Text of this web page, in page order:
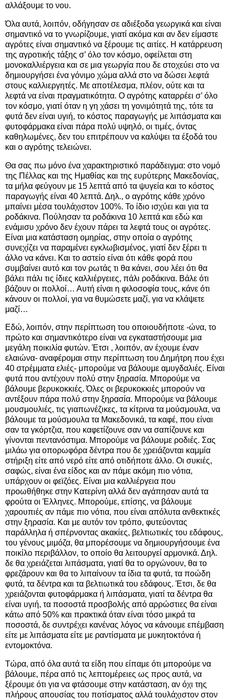
αλλάξουμε το νου.
Όλα αυτά, λοιπόν, οδήγησαν σε αδιέξοδα γεωργικά και είναι
σημαντικό να το γνωρίζουμε, γιατί ακόμα και αν δεν είμαστε
αγρότες είναι σημαντικό να ξέρουμε τις αιτίες. Η κατάρρευση
της αγροτικής τάξης σ’ όλο τον κόσμο, οφείλεται στη
μονοκαλλιέργεια και σε μια γεωργία που δε στοχεύει στο να
δημιουργήσει ένα γόνιμο χώμα αλλά στο να δώσει λεφτά
στους καλλιεργητές. Με αποτέλεσμα, πλέον, ούτε και τα
λεφτά να είναι πραγματικότητα. Ο αγρότης καταρρέει σ’ όλο
τον κόσμο, γιατί όταν η γη χάσει τη γονιμότητά της, τότε τα
φυτά δεν είναι υγιή, το κόστος παραγωγής με λιπάσματα και
φυτοφάρμακα είναι πάρα πολύ υψηλό, οι τιμές, όντας
καθηλωμένες, δεν του επιτρέπουν να καλύψει τα έξοδά του
και ο αγρότης τελειώνει.
Θα σας πω μόνο ένα χαρακτηριστικό παράδειγμα: στο νομό
της Πέλλας και της Ημαθίας και της ευρύτερης Μακεδονίας,
τα μήλα φεύγουν με 15 λεπτά από τα ψυγεία και το κόστος
παραγωγής είναι 40 λεπτά. Δηλ., ο αγρότης κάθε χρόνο
μπαίνει μέσα τουλάχιστον 100%. Το ίδιο ισχύει και για τα
ροδάκινα. Πούλησαν τα ροδάκινα 10 λεπτά και εδώ και
ενάμισυ χρόνο δεν έχουν πάρει τα λεφτά τους οι αγρότες.
Είναι μια κατάσταση ομηρίας, στην οποία ο αγρότης
συνεχίζει να παραμένει εγκλωβισμένος, γιατί δεν ξέρει τι
άλλο να κάνει. Και το αστείο είναι ότι κάθε φορά που
συμβαίνει αυτό και τον ρωτάς τι θα κάνει, σου λέει ότι θα
βάλει πάλι τις ίδιες καλλιέργειες, πάλι ροδάκινα. Βάλε ότι
βάζουν οι πολλοί… Αυτή είναι η φιλοσοφία τους, κάνε ότι
κάνουν οι πολλοί, για να θυμώσετε μαζί, για να κλάψετε
μαζί…
Εδώ, λοιπόν, στην περίπτωση του οποιουδήποτε -ώνα, το
πρώτο και σημαντικότερο είναι να εγκαταστήσουμε μια
μεγάλη ποικιλία φυτών. Έτσι , λοιπόν, αν έχουμε έναν
ελαιώνα- αναφέρομαι στην περίπτωση του Δημήτρη που έχει
40 στρέμματα ελιές- μπορούμε να βάλουμε αμυγδαλιές. Είναι
φυτά που αντέχουν πολύ στην ξηρασία. Μπορούμε να
βάλουμε βερυκοκκιές. Όλες οι βερυκοκκιές μπορούν να
αντέξουν πάρα πολύ στην ξηρασία. Μπορούμε να βάλουμε
μουσμουλιές, τις γιαπωνέζικες, τα κίτρινα τα μούσμουλα, να
βάλουμε τα μούσμουλα τα Μακεδονικά, τα καφέ, που είναι
σαν τα γκόρτζια, που καφετίζουνε σαν να σαπίζουνε και
γίνονται πεντανόστιμα. Μπορούμε να βάλουμε ροδιές. Σας
μιλάω για οπορωφόρα δέντρα που δε χρειάζονται καμμία
στήριξη είτε από νερό είτε από οτιδήποτε άλλο. Οι συκιές,
σαφώς, είναι ένα είδος και αν πάμε ακόμη πιο νότια,
υπάρχουν οι φεϊζόες. Είναι μια καλλιέργεια που
προωθήθηκε στην Κατερίνη αλλά δεν αγάπησαν αυτά τα
φρούτα οι Έλληνες. Μπορούμε, επίσης, να βάλουμε
χαρουπιές αν πάμε πιο νότια, που είναι απόλυτα ανθεκτικές
στην ξηρασία. Και με αυτόν τον τρόπο, φυτεύοντας
παράλληλα ή σπέρνοντας ακακίες, βελτιωτικές του εδάφους,
του γένους μιμόζα, θα μπορέσουμε να δημιουργήσουμε ένα
ποικίλο περιβάλλον, το οποίο θα λειτουργεί αρμονικά. Δηλ.
δε θα χρειάζεται λιπάσματα, γιατί θα το οργώνουν, θα το
φρεζάρουν και θα το λιπαίνουν τα ίδια τα φυτά, τα ποώδη
φυτά, τα δέντρα και τα βελτιωτικά του εδάφους. Έτσι, δε θα
χρειάζονται φυτοφάρμακα ή λιπάσματα, γιατί τα δέντρα θα
είναι υγιή, τα ποσοστά προσβολής από αρρώστιες θα είναι
κάτω από 50% και πρακτικά όταν είναι τόσο μικρά τα
ποσοστά, δε συντρέχει κανένας λόγος να κάνουμε επέμβαση
είτε με λιπάσματα είτε με ραντίσματα με μυκητοκτόνα ή
εντομοκτόνα.
Τώρα, από όλα αυτά τα είδη που είπαμε ότι μπορούμε να
βάλουμε, πέρα από τις λεπτομέρειες ως προς αυτά, να
ξέρουμε ότι για να φτάσουμε στην κατάσταση, αν όχι της
πλήρους απουσίας του ποτίσματος αλλά τουλάχιστον στον